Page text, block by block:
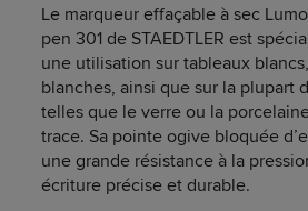
Le marqueur effaçable à sec
pen 301 de STAEDTLER est
une utilisation sur tableaux
blanches, ainsi que sur la plupart
telles que le verre ou la
trace. Sa pointe ogive bloquée
une grande résistance à la
écriture précise et durable.